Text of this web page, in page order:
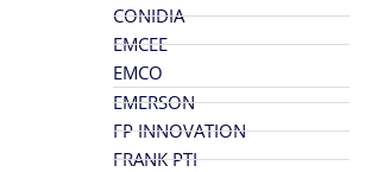
CONIDIA
EMCEE
EMCO
EMERSON
FP INNOVATION
FRANK PTI